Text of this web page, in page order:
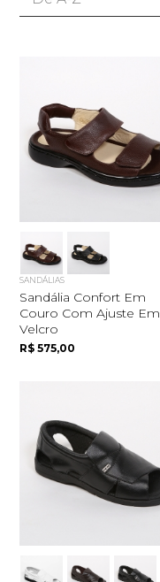
SANDÁLIAS
Sandália Confort Em
Couro Com Ajuste Em
Velcro
R$ 575,00